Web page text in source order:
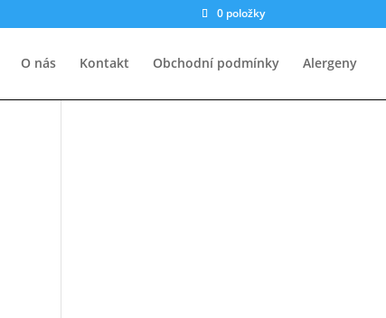
0 položky
O nás Kontakt Obchodní podmínky Alergeny